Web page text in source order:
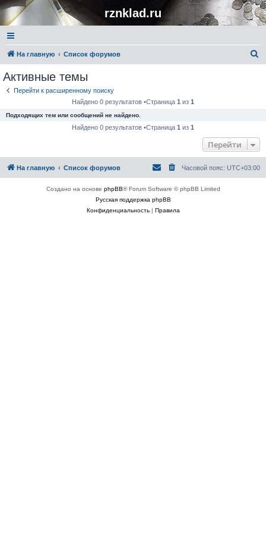
rznklad.ru
На главную Список форумов
Активные темы
Перейти к расширенному поиску
Найдено 0 результатов •Страница 1 из 1
Подходящих тем или сообщений не найдено.
Найдено 0 результатов •Страница 1 из 1
Перейти
На главную Список форумов Часовой пояс: UTC+03:00
Создано на основе phpBB® Forum Software © phpBB Limited
Русская поддержка phpBB
Конфиденциальность| Правила